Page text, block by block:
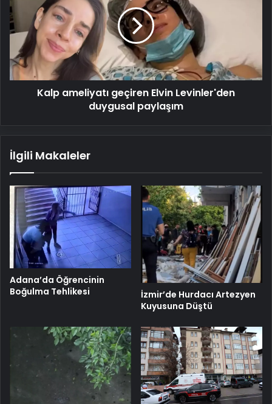
Elvin
Levinler'den
duygusal
paylaşım
Kalp ameliyatı geçiren Elvin Levinler'den
duygusal paylaşım
İlgili Makaleler
Adana’da Öğrencinin
Boğulma Tehlikesi
İzmir’de Hurdacı Artezyen
Kuyusuna Düştü